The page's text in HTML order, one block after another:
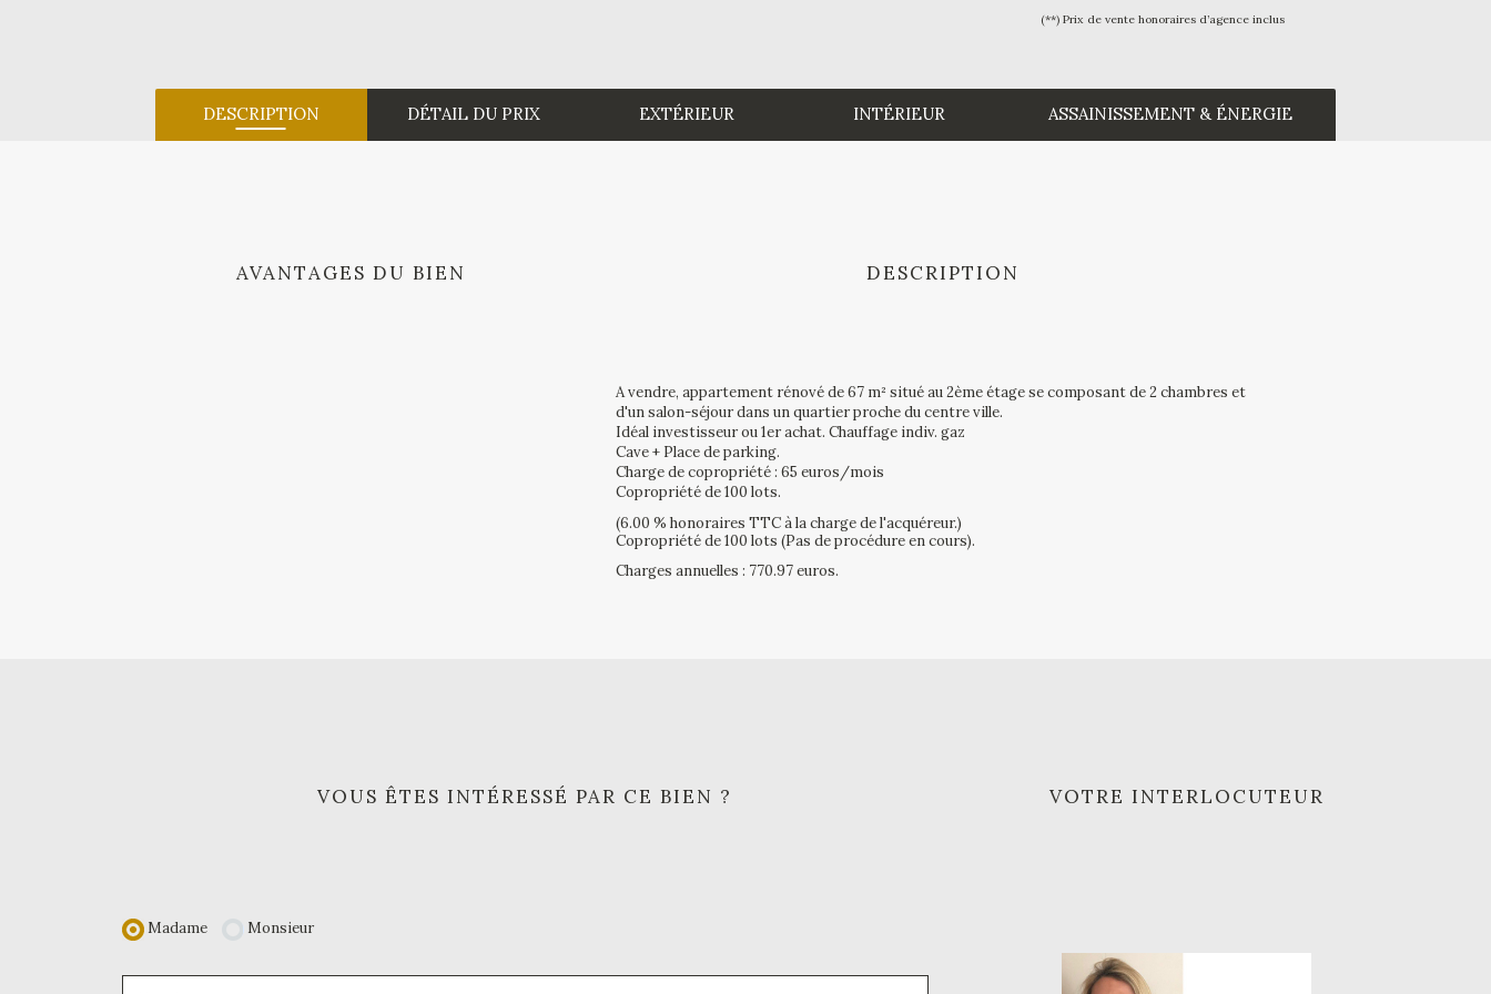
(**) Prix de vente honoraires d’agence inclus
DESCRIPTION DÉTAIL DU PRIX EXTÉRIEUR INTÉRIEUR ASSAINISSEMENT & ÉNERGIE
AVANTAGES DU BIEN DESCRIPTION
A vendre, appartement rénové de 67 m² situé au 2ème étage se composant de 2 chambres et
d'un salon-séjour dans un quartier proche du centre ville.
Idéal investisseur ou 1er achat. Chauffage indiv. gaz
Cave + Place de parking.
Charge de copropriété : 65 euros/mois
Copropriété de 100 lots.
(6.00 % honoraires TTC à la charge de l'acquéreur.)
Copropriété de 100 lots (Pas de procédure en cours).
Charges annuelles : 770.97 euros.
VOUS ÊTES INTÉRESSÉ PAR CE BIEN ?
Madame Monsieur
VOTRE INTERLOCUTEUR